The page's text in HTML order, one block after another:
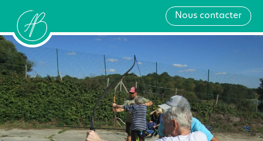
Nous contacter